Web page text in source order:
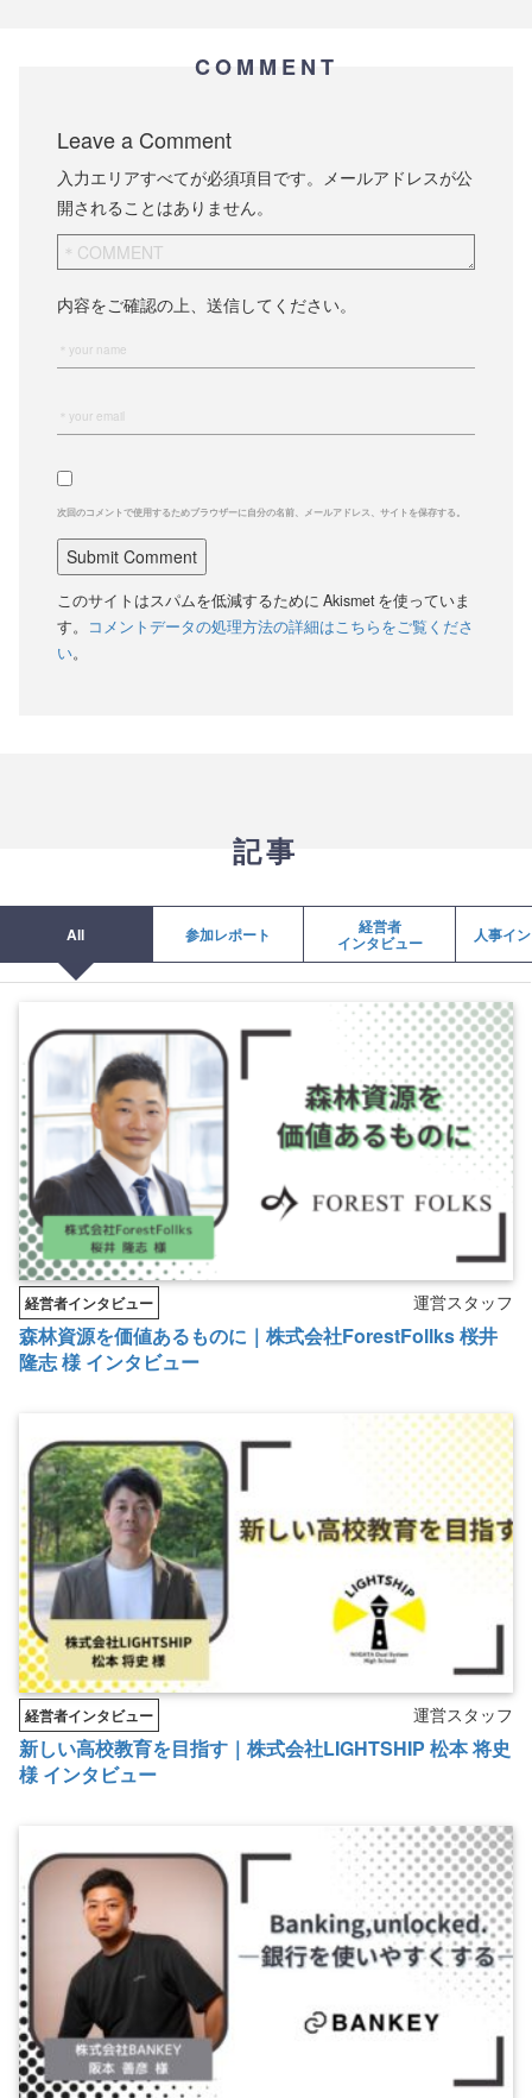
COMMENT
Leave a Comment
入力エリアすべてが必須項目です。メールアドレスが公
開されることはありません。
内容をご確認の上、送信してください。
次回のコメントで使用するためブラウザーに自分の名前、メールアドレス、サイトを保存する。
このサイトはスパムを低減するために Akismet を使っていま
す。
コメントデータの処理方法の詳細はこちらをご覧くださ
い。
記事
All 参加レポート 経営者
インタビュー 人事イ
経営者インタビュー 運営スタッフ
森林資源を価値あるものに｜株式会社ForestFollks 桜井
隆志 様 インタビュー
経営者インタビュー 運営スタッフ
新しい高校教育を目指す｜株式会社LIGHTSHIP 松本 将史
様 インタビュー